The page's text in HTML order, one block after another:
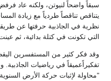
سبقاً واضحاً لنيوتن، ولكنه عاد
يتناقص تناقصاً طردياً مع زيادة
نظرية في الجاذبية حرفتها عن
التي تكونت في كتلة بدائية، ثم
وقد فكر كثير من المستفسرين
"محاولة لإثبات حركة الأرض